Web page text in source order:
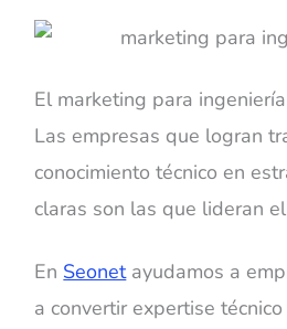
El marketing para
Las empresas que logran
conocimiento técnico en
claras son las que lideran
En Seonetayudamos a
a convertir expertise